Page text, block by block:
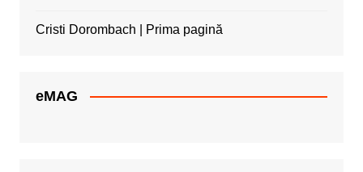
Cristi Dorombach | Prima pagină
eMAG